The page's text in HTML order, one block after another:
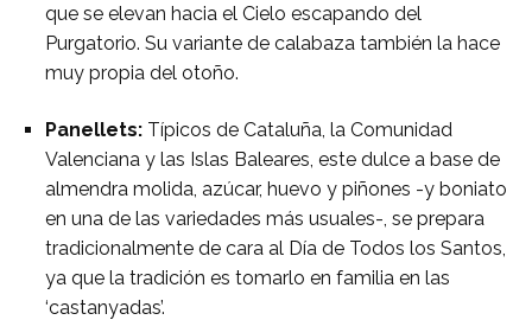
que se elevan hacia el Cielo escapando del
Purgatorio. Su variante de calabaza también la hace
muy propia del otoño.
Panellets: Típicos de Cataluña, la Comunidad
Valenciana y las Islas Baleares, este dulce a base de
almendra molida, azúcar, huevo y piñones -y boniato
en una de las variedades más usuales-, se prepara
tradicionalmente de cara al Día de Todos los Santos,
ya que la tradición es tomarlo en familia en las
‘castanyadas’.